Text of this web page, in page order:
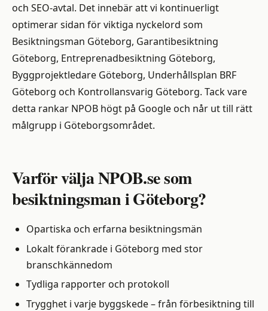
och SEO-avtal. Det innebär att vi kontinuerligt
optimerar sidan för viktiga nyckelord som
Besiktningsman Göteborg, Garantibesiktning
Göteborg, Entreprenadbesiktning Göteborg,
Byggprojektledare Göteborg, Underhållsplan BRF
Göteborg och Kontrollansvarig Göteborg. Tack vare
detta rankar NPOB högt på Google och når ut till rätt
målgrupp i Göteborgsområdet.
Varför välja NPOB.se som
besiktningsman i Göteborg?
Opartiska och erfarna besiktningsmän
Lokalt förankrade i Göteborg med stor
branschkännedom
Tydliga rapporter och protokoll
Trygghet i varje byggskede – från förbesiktning till